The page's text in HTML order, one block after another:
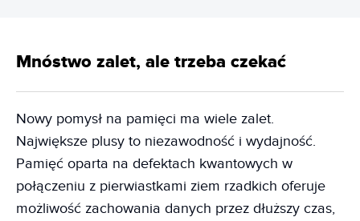
Mnóstwo zalet, ale trzeba czekać
Nowy pomysł na pamięci ma wiele zalet.
Największe plusy to niezawodność i wydajność.
Pamięć oparta na defektach kwantowych w
połączeniu z pierwiastkami ziem rzadkich oferuje
możliwość zachowania danych przez dłuższy czas,